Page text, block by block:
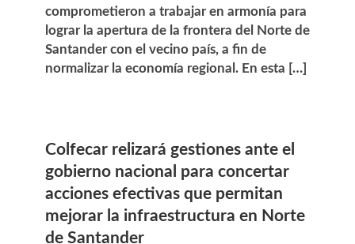
comprometieron a trabajar en armonía para
lograr la apertura de la frontera del Norte de
Santander con el vecino país, a fin de
normalizar la economía regional. En esta […]
Colfecar relizará gestiones ante el
gobierno nacional para concertar
acciones efectivas que permitan
mejorar la infraestructura en Norte
de Santander